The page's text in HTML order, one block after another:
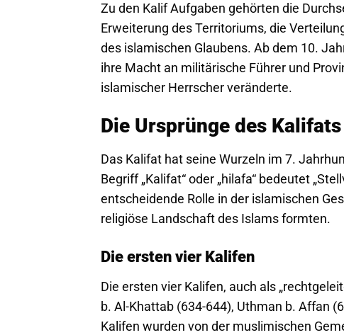
Zu den Kalif Aufgaben gehörten die
Erweiterung des Territoriums, die
des islamischen Glaubens. Ab dem 10.
ihre Macht an militärische Führer und
islamischer Herrscher veränderte.
Die Ursprünge des Kalifats
Das Kalifat hat seine Wurzeln im 7.
Begriff „Kalifat“ oder „hilafa“ bedeutet
entscheidende Rolle in der islamischen
religiöse Landschaft des Islams formten.
Die ersten vier Kalifen
Die ersten vier Kalifen, auch als
b. Al-Khattab (634-644), Uthman b. Affan
Kalifen wurden von der muslimischen